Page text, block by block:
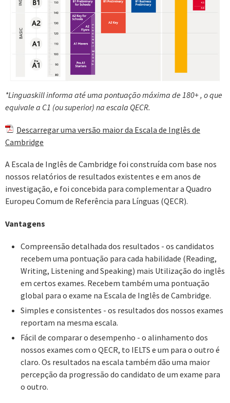
*Linguaskill informa até uma pontuação máxima de 180+ , o que
equivale a C1 (ou superior) na escala QECR.
Descarregar uma versão maior da Escala de Inglês de
Cambridge
A Escala de Inglês de Cambridge foi construída com base nos
nossos relatórios de resultados existentes e em anos de
investigação, e foi concebida para complementar a Quadro
Europeu Comum de Referência para Línguas (QECR).
Vantagens
Compreensão detalhada dos resultados - os candidatos
recebem uma pontuação para cada habilidade (Reading,
Writing, Listening and Speaking) mais Utilização do inglês
em certos exames. Recebem também uma pontuação
global para o exame na Escala de Inglês de Cambridge.
Simples e consistentes - os resultados dos nossos exames
reportam na mesma escala.
Fácil de comparar o desempenho - o alinhamento dos
nossos exames com o QECR, to IELTS e um para o outro é
claro. Os resultados na escala também dão uma maior
percepção da progressão do candidato de um exame para
o outro.